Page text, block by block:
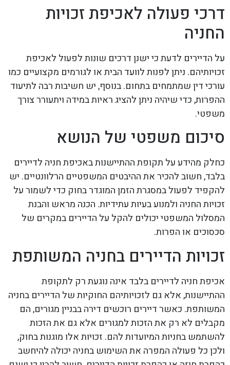
דרכי פעולה לאכיפת זכויות
החניה
על הדיירים לדעת כי ישנן דרכים שונות לפעול לאכיפת
זכויותיהם. ניתן לפנות לוועד הבית או לגורמים מקצועיים כמו
עורכי דין שמתמחים בתחום. בנוסף, יש חשיבות רבה לתיעוד
ההפרות, כדי שיהיה ניתן להציג ראיות במידה ויתעורר צורך
משפטי.
סיכום משפטי של הנושא
כחלק מהידע על תקופת ההתיישנות באכיפת חניה לדיירים
בלבד, חשוב להכיר את ההיבטים המשפטיים הרלוונטיים. יש
להקפיד לפעול במסגרת הזמן המוגדר בחוק כדי לשמור על
זכויות החניה ולמנוע בעיות עתידיות. הכנה מראש והבנת
המסלול המשפטי יכולים להקל על הדיירים במקרים של
סכסוכים או הפרות.
זכויות הדיירים בחניה המשותפת
אכיפת חניה לדיירים בלבד אינה נוגעת רק לתקופת
ההתיישנות, אלא גם לזכויותיהם החוקיות של הדיירים בחניה
המשותפת. כאשר דיירים רוכשים דירה בבניין מגורים, הם
מקבלים לא רק את הזכות למגורים אלא גם את הזכות
להשתמש בחניות המיועדות להם. זכויות אלו מוגנות בחוק,
ולכן כל פעולה המפרה את השימוש בחניה יכולה להיחשב